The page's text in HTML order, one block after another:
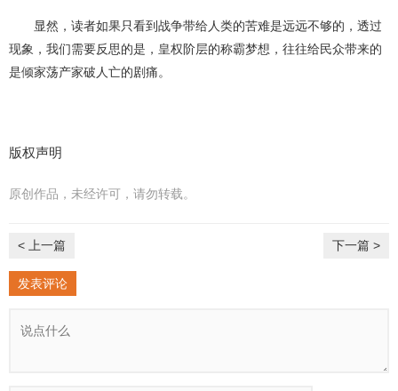
显然，读者如果只看到战争带给人类的苦难是远远不够的，透过
现象，我们需要反思的是，皇权阶层的称霸梦想，往往给民众带来的
是倾家荡产家破人亡的剧痛。
版权声明
原创作品，未经许可，请勿转载。
< 上一篇 下一篇 >
发表评论